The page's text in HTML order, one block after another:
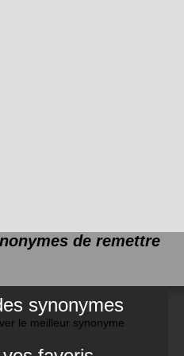
de remettre
synonymes
le meilleur synonyme